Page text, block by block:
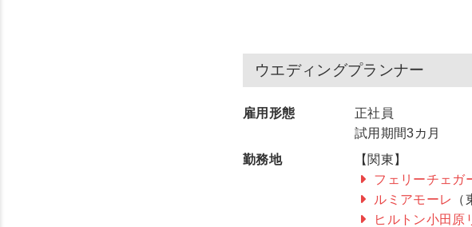
ウエディングプランナー
雇用形態
正社員
試用期間3カ月
勤務地
【関東】
フェリーチェガ
ルミアモーレ
（
ヒルトン小田原